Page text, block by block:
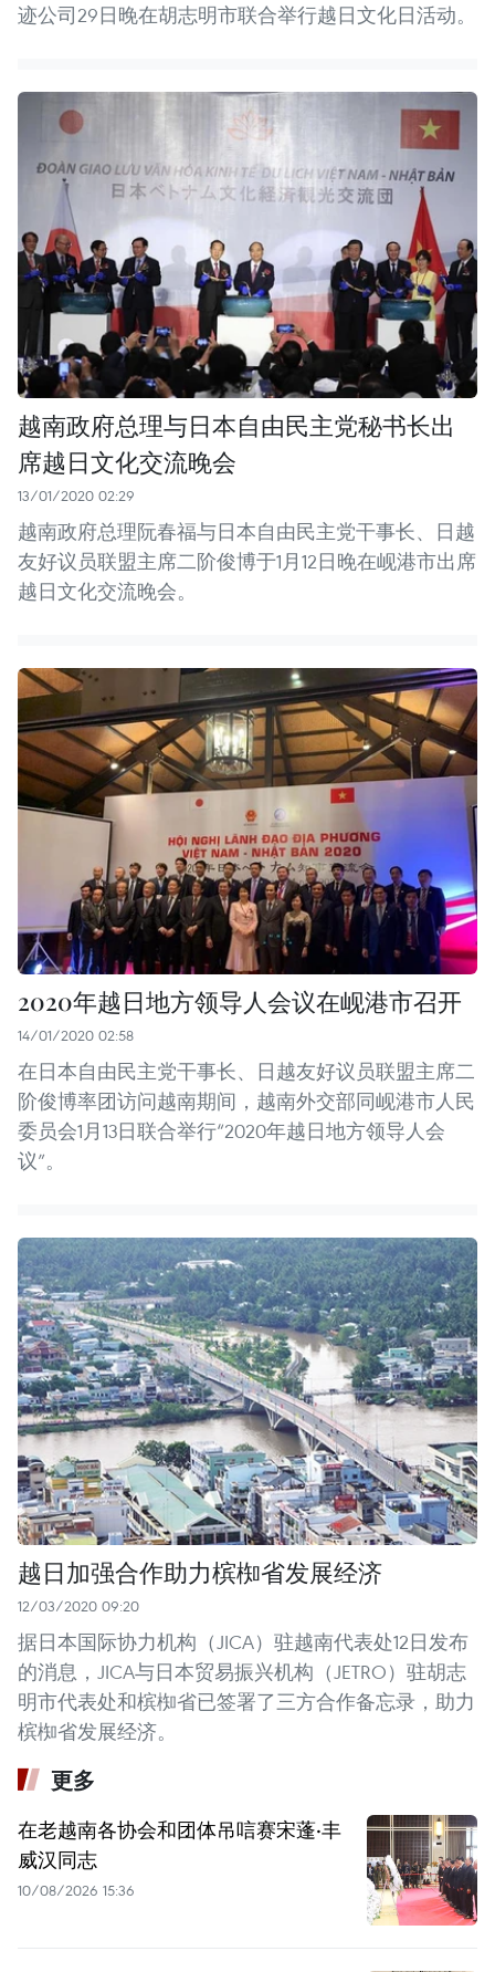
迹公司29日晚在胡志明市联合举行越日文化日活动。
越南政府总理与日本自由民主党秘书长出
席越日文化交流晚会
13/01/2020 02:29
越南政府总理阮春福与日本自由民主党干事长、日越
友好议员联盟主席二阶俊博于1月12日晚在岘港市出席
越日文化交流晚会。
2020年越日地方领导人会议在岘港市召开
14/01/2020 02:58
在日本自由民主党干事长、日越友好议员联盟主席二
阶俊博率团访问越南期间，越南外交部同岘港市人民
委员会1月13日联合举行“2020年越日地方领导人会
议”。
越日加强合作助力槟椥省发展经济
12/03/2020 09:20
据日本国际协力机构（JICA）驻越南代表处12日发布
的消息，JICA与日本贸易振兴机构（JETRO）驻胡志
明市代表处和槟椥省已签署了三方合作备忘录，助力
槟椥省发展经济。
更多
在老越南各协会和团体吊唁赛宋蓬·丰
威汉同志
10/08/2026 15:36